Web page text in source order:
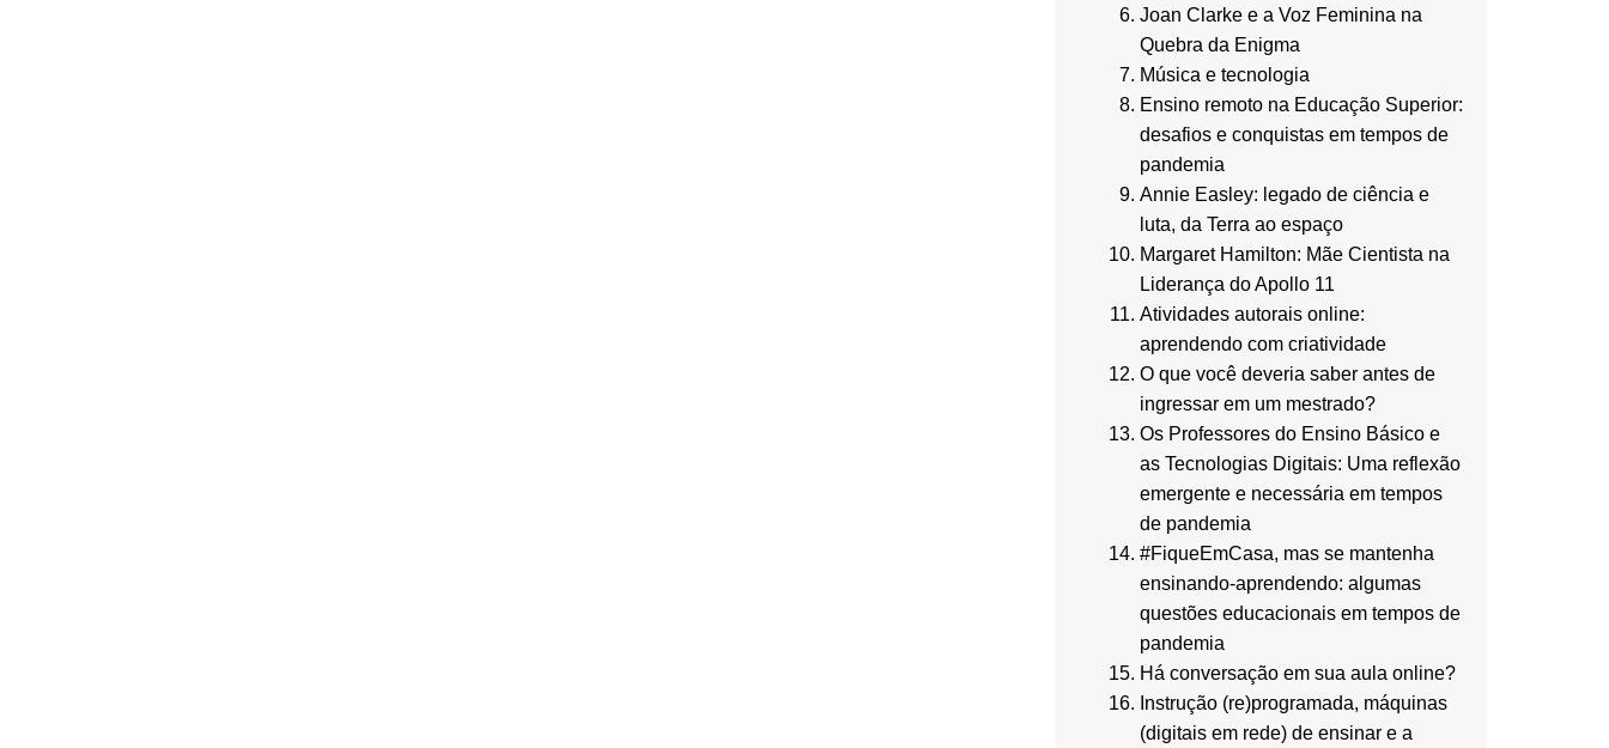
Joan Clarke e a Voz Feminina na
Quebra da Enigma
Música e tecnologia
Ensino remoto na Educação Superior:
desafios e conquistas em tempos de
pandemia
Annie Easley: legado de ciência e
luta, da Terra ao espaço
Margaret Hamilton: Mãe Cientista na
Liderança do Apollo 11
Atividades autorais online:
aprendendo com criatividade
O que você deveria saber antes de
ingressar em um mestrado?
Os Professores do Ensino Básico e
as Tecnologias Digitais: Uma reflexão
emergente e necessária em tempos
de pandemia
#FiqueEmCasa, mas se mantenha
ensinando-aprendendo: algumas
questões educacionais em tempos de
pandemia
Há conversação em sua aula online?
Instrução (re)programada, máquinas
(digitais em rede) de ensinar e a